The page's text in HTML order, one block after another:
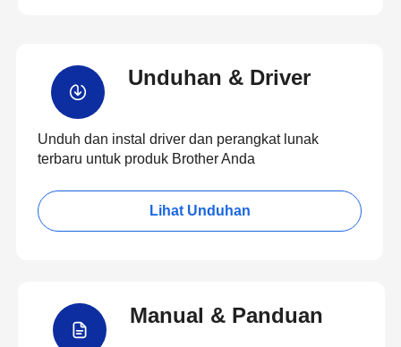
Unduhan & Driver
Unduh dan instal driver dan perangkat lunak
terbaru untuk produk Brother Anda
Lihat Unduhan
Manual & Panduan